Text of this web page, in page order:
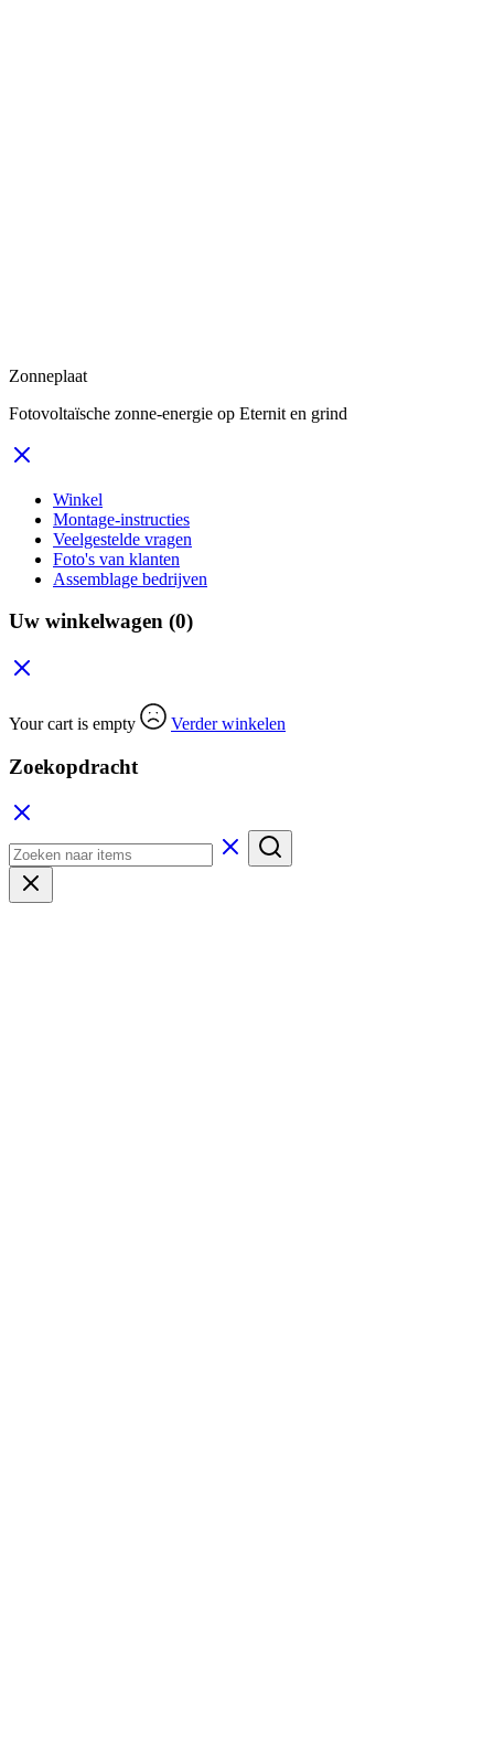
Zonneplaat
Fotovoltaïsche zonne-energie op Eternit en grind
Winkel
Montage-instructies
Veelgestelde vragen
Foto's van klanten
Assemblage bedrijven
Uw winkelwagen (0)
Your cart is empty Verder winkelen
Zoekopdracht